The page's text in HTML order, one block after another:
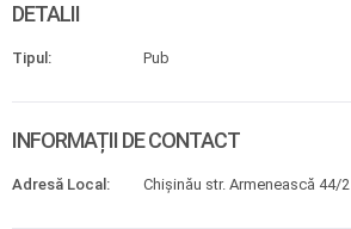
DETALII
Tipul: Pub
INFORMAȚII DE CONTACT
Adresă Local: Chișinău str. Armenească 44/2